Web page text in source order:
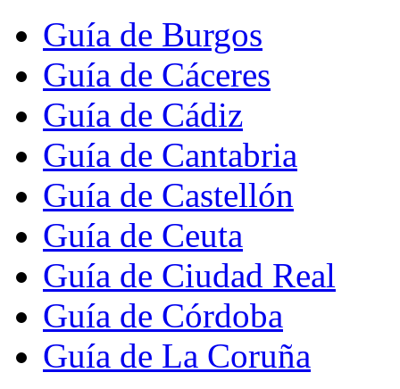
Guía de Burgos
Guía de Cáceres
Guía de Cádiz
Guía de Cantabria
Guía de Castellón
Guía de Ceuta
Guía de Ciudad Real
Guía de Córdoba
Guía de La Coruña